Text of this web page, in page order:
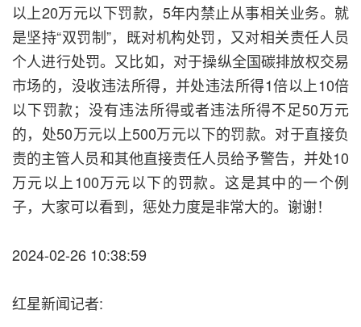
以上20万元以下罚款，5年内禁止从事相关业务。就
是坚持“双罚制”，既对机构处罚，又对相关责任人员
个人进行处罚。又比如，对于操纵全国碳排放权交易
市场的，没收违法所得，并处违法所得1倍以上10倍
以下罚款；没有违法所得或者违法所得不足50万元
的，处50万元以上500万元以下的罚款。对于直接负
责的主管人员和其他直接责任人员给予警告，并处10
万元以上100万元以下的罚款。这是其中的一个例
子，大家可以看到，惩处力度是非常大的。谢谢！
2024-02-26 10:38:59
红星新闻记者: